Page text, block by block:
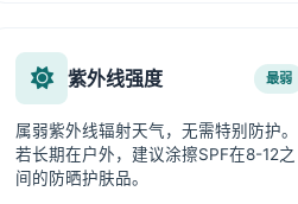
紫外线强度 最弱
属弱紫外线辐射天气，无需特别防护。
若长期在户外，建议涂擦SPF在8-12之
间的防晒护肤品。